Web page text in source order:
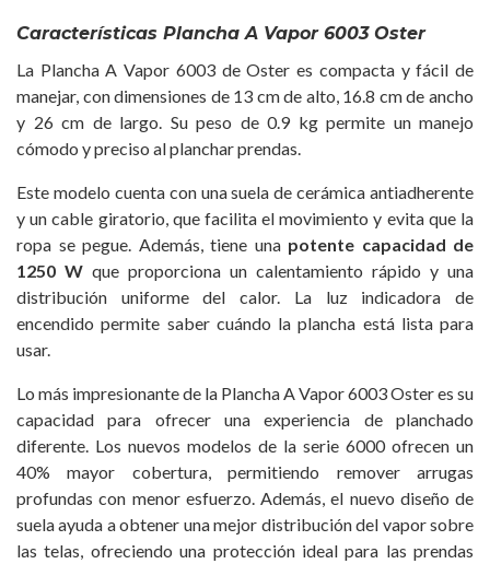
Características Plancha A Vapor 6003 Oster
La Plancha A Vapor 6003 de Oster es compacta y fácil de
manejar, con dimensiones de 13 cm de alto, 16.8 cm de ancho
y 26 cm de largo. Su peso de 0.9 kg permite un manejo
cómodo y preciso al planchar prendas.
Este modelo cuenta con una suela de cerámica antiadherente
y un cable giratorio, que facilita el movimiento y evita que la
ropa se pegue. Además, tiene una potente capacidad de
1250 W que proporciona un calentamiento rápido y una
distribución uniforme del calor. La luz indicadora de
encendido permite saber cuándo la plancha está lista para
usar.
Lo más impresionante de la Plancha A Vapor 6003 Oster es su
capacidad para ofrecer una experiencia de planchado
diferente. Los nuevos modelos de la serie 6000 ofrecen un
40% mayor cobertura, permitiendo remover arrugas
profundas con menor esfuerzo. Además, el nuevo diseño de
suela ayuda a obtener una mejor distribución del vapor sobre
las telas, ofreciendo una protección ideal para las prendas